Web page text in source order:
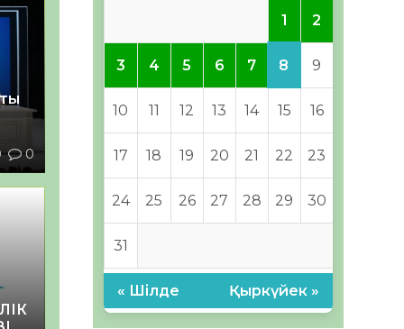
0
1 2
3 4 5 6 7 8 9
10 11 12 13 14 15 16
17 18 19 20 21 22 23
24 25 26 27 28 29 30
31
« Шілде Қыркүйек »